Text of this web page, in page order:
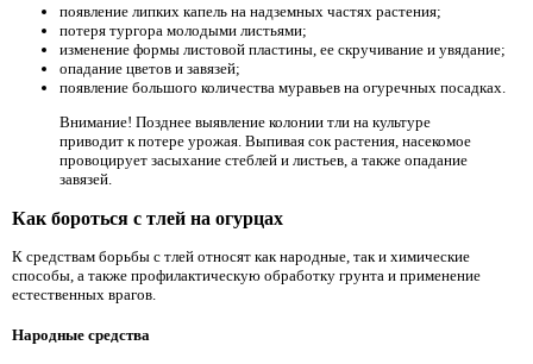
появление липких капель на надземных частях растения;
потеря тургора молодыми листьями;
изменение формы листовой пластины, ее скручивание и увядание;
опадание цветов и завязей;
появление большого количества муравьев на огуречных посадках.
Внимание! Позднее выявление колонии тли на культуре
приводит к потере урожая. Выпивая сок растения, насекомое
провоцирует засыхание стеблей и листьев, а также опадание
завязей.
Как бороться с тлей на огурцах
К средствам борьбы с тлей относят как народные, так и химические
способы, а также профилактическую обработку грунта и применение
естественных врагов.
Народные средства